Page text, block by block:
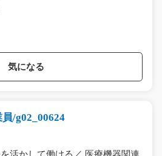
気になる
/g02_00624